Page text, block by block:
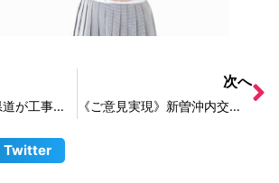
〈ご意見対応〉県道が工事されたが、段差ができており、大型車が通る際にうるさい
次へ
《ご意見実現》新曽沖内交差点が舗装されました！
Twitter